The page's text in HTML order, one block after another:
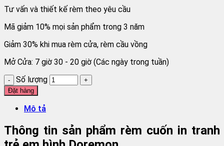
Tư vấn và thiết kế rèm theo yêu cầu
Mã giảm 10% mọi sản phẩm trong 3 năm
Giảm 30% khi mua rèm cửa, rèm cầu vồng
Mở Cửa: 7 giờ 30 - 20 giờ (Các ngày trong tuần)
Số lượng
Đặt hàng
Mô tả
Thông tin sản phẩm rèm cuốn in tranh